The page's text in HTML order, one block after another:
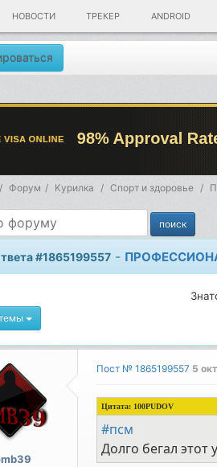
НОВОСТИ ТРЕКЕР ANDROID
Форум Kурилка Спорт и здоровье
#1865199557 -
Пост № 1865199557 5
Цитата: 100PUDOV
#псм
Долго бегал этот